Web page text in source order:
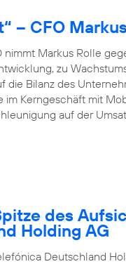
– CFO
nimmt Markus Rolle
zu
die Bilanz des
im Kerngeschäft mit
auf der
des
Holding AG
Deutschland